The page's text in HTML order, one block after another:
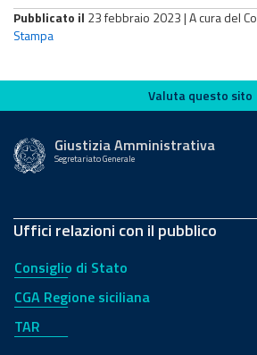
Pubblicato il 23 febbraio 2023 |A cura del
Stampa
Valuta questo sito
Valuta questo sito
Giustizia Amministrativa
Segretariato Generale
Uffici relazioni con il pubblico
Consiglio di Stato
CGA Regione siciliana
TAR